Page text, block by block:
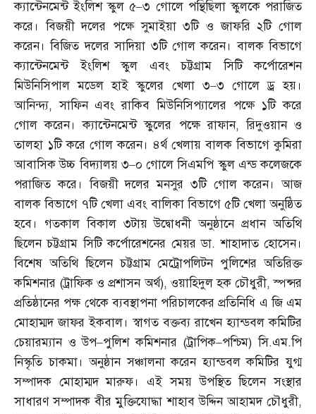
ক্যান্টেনমেন্ট ইংলিশ স্কুল ৫–৩ গোলে পন্থিছিলা স্কুলকে পরাজিত
করে। বিজয়ী দলের পক্ষে সুমাইয়া ৩টি ও জাফরি ২টি গোল
করেন। বিজিত দলের সাদিয়া ৩টি গোল করেন। বালক বিভাগে
ক্যান্টেনমেন্ট ইংলিশ স্কুল এবং চট্টগ্রাম সিটি কর্পোরেশন
মিউনিসিপাল মডেল হাই স্কুলের খেলা ৩–৩ গোলে ড্র হয়।
আনিন্দ্য,সাফিন এবং রাকিব মিউনিসিপ্যালের পক্ষে ১টি করে
গোল করেন। ক্যান্টেনমেন্ট স্কুলের পক্ষে রাফান,রিদুওয়ান ও
তালহা ১টি করে গোল করেন। ৪র্থ খেলায় বালক বিভাগে কুমিরা
আবাসিক উচ্চ বিদ্যালয় ৩–০ গোলে সিএমপি স্কুল এন্ড কলেজকে
পরাজিত করে। বিজয়ী দলের মনসুর ৩টি গোল করেন। আজ
বালক বিভাগে ৭টি খেলা এবং বালিকা বিভাগে ৫টি খেলা অনুষ্ঠিত
হবে। গতকাল বিকাল ৩টায় উদ্বোধনী অনুষ্ঠানে প্রধান অতিথি
ছিলেন চট্টগ্রাম সিটি কর্পোরেশনের মেয়র ডা.শাহাদাত হোসেন।
বিশেষ অতিথি ছিলেন চট্টগ্রাম মেট্রোপলিটন পুলিশের অতিরিক্ত
কমিশনার (ট্রাফিক ও প্রশাসন অর্থ), ওয়াহিদুল হক চৌধুরী,স্পন্সর
প্রতিষ্ঠানের পক্ষ থেকে ব্যবস্থাপনা পরিচালকের প্রতিনিধি এ জি এম
মোহাম্মদ জাফর ইকবাল। স্বাগত বক্তব্য রাখেন হ্যান্ডবল কমিটির
চেয়ারম্যান ও উপ–পুলিশ কমিশনার (ট্রাপিক–পশ্চিম)সি.এম.পি
নিস্কৃতি চাকমা। অনুষ্ঠান সঞ্চালনা করেন হ্যান্ডবল কমিটির যুগ্ম
সম্পাদক মোহাম্মদ মারুফ। এই সময় উপস্থিত ছিলেন সংস্থার
সাধারণ সম্পাদক বীর মুক্তিযোদ্ধা শাহাব উদ্দিন আহামদ চৌধুরী,